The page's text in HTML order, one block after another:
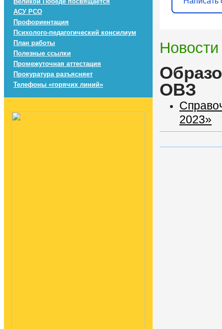
АСУ РСО
Профориентация
Психолого-педагогический консилиум
План работы
Полезные ссылки
Промежуточная аттестация
Прокуратура разъясняет
Телефоны «горячих линий»
Новости
ОВЗ
2023»